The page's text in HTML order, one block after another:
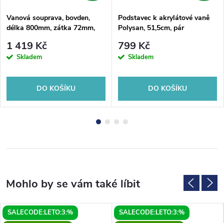
Vanová souprava, bovden,
délka 800mm, zátka 72mm,
1 419 Kč
Skladem
DO KOŠÍKU
Podstavec k akrylátové vaně
Polysan, 51,5cm, pár
799 Kč
Skladem
DO KOŠÍKU
SALECODE:LETO:3:%
SALECODE:LETO:3:%